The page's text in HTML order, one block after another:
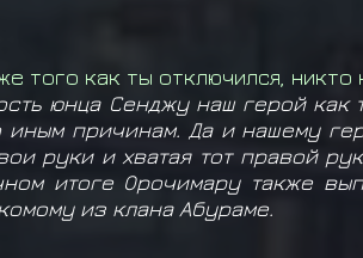
того как ты отключился, никто
юнца Сенджу наш герой
причинам. Да и нашему
руки и хватая тот правой
итоге Орочимару также
из клана Абураме.